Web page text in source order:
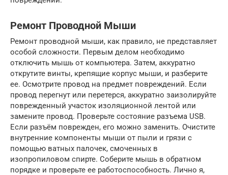
Ремонт Проводной Мыши
Ремонт проводной мыши, как правило, не представляет
особой сложности. Первым делом необходимо
отключить мышь от компьютера. Затем, аккуратно
открутите винты, крепящие корпус мыши, и разберите
ее. Осмотрите провод на предмет повреждений. Если
провод перегнут или перетерся, аккуратно заизолируйте
поврежденный участок изоляционной лентой или
замените провод. Проверьте состояние разъема USB.
Если разъём поврежден, его можно заменить. Очистите
внутренние компоненты мыши от пыли и грязи с
помощью ватных палочек, смоченных в
изопропиловом спирте. Соберите мышь в обратном
порядке и проверьте ее работоспособность. Лично я,